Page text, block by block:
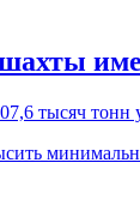
тысяч